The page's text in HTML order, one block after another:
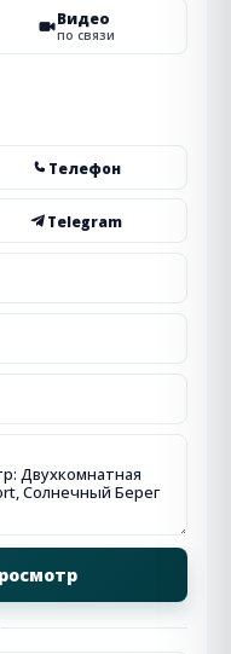
Видео
по связи
Телефон
Telegram